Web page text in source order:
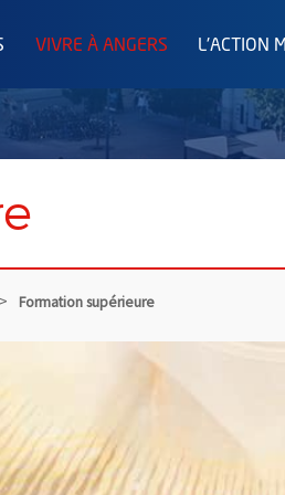
VIVRE À ANGERS L'ACTION
Formation supérieure